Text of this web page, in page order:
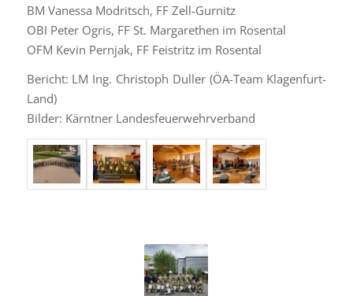
BM Vanessa Modritsch, FF Zell-Gurnitz
OBI Peter Ogris, FF St. Margarethen im Rosental
OFM Kevin Pernjak, FF Feistritz im Rosental
Bericht: LM Ing. Christoph Duller (ÖA-Team Klagenfurt-
Land)
Bilder: Kärntner Landesfeuerwehrverband